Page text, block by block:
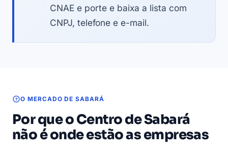
CNAE e porte e baixa a lista com
CNPJ, telefone e e-mail.
O MERCADO DE SABARÁ
Por que o Centro de Sabará
não é onde estão as empresas